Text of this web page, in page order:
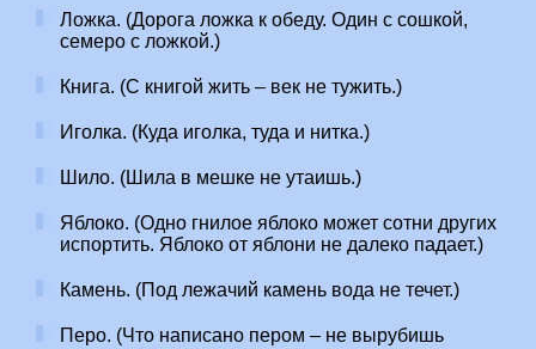
Ложка. (Дорога ложка к обеду. Один с сошкой,
семеро с ложкой.)
Книга. (С книгой жить – век не тужить.)
Иголка. (Куда иголка, туда и нитка.)
Шило. (Шила в мешке не утаишь.)
Яблоко. (Одно гнилое яблоко может сотни других
испортить. Яблоко от яблони не далеко падает.)
Камень. (Под лежачий камень вода не течет.)
Перо. (Что написано пером – не вырубишь